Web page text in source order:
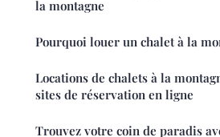
la montagne
Pourquoi louer un chalet à la
Locations de chalets à la
sites de réservation en ligne
Trouvez votre coin de paradis